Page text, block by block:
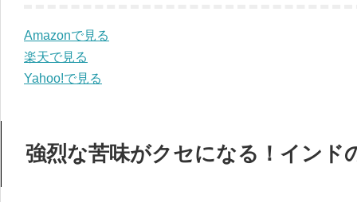
Amazonで見る
楽天で見る
Yahoo!で見る
強烈な苦味がクセになる！インド